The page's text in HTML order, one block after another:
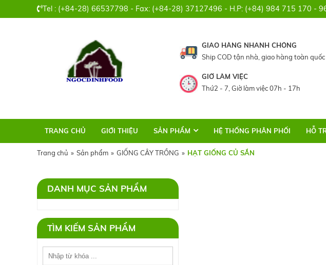
Tel : (+84-28) 66537798 - Fax: (+84-28) 37127496 - H.P: (+84) 984 715 170 -
GIAO HÀNG NHANH CHÓNG
Ship COD tận nhà, giao hàng toàn quốc
GIỜ LÀM VIỆC
Thứ2 - 7, Giờ làm việc 07h - 17h
TRANG CHỦ GIỚI THIỆU SẢN PHẨM HỆ THỐNG PHÂN PHỐI HỖ
Trang chủ » Sản phẩm » GIỐNG CÂY TRỒNG » HẠT GIỐNG CỦ SẮN
DANH MỤC SẢN PHẨM
TÌM KIẾM SẢN PHẨM